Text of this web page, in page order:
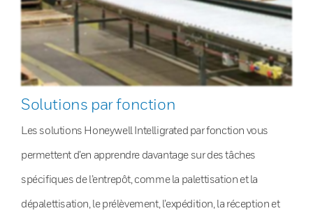
Solutions par fonction
Les solutions Honeywell Intelligrated par fonction vous
permettent d’en apprendre davantage sur des tâches
spécifiques de l’entrepôt, comme la palettisation et la
dépalettisation, le prélèvement, l’expédition, la réception et